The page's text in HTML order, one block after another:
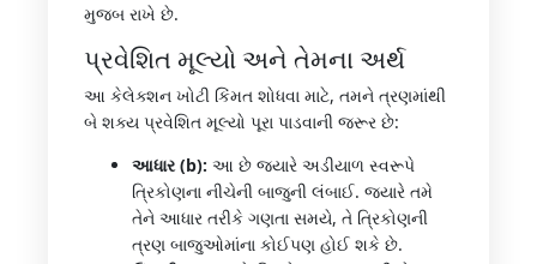
મુજબ રાખે છે.
પ્રવેશિત મૂલ્યો અને તેમના અર્થ
આ કેલેક્શન ખોટી કિંમત શોધવા માટે, તમને ત્રણમાંથી
બે શક્ય પ્રવેશિત મૂલ્યો પૂરા પાડવાની જરૂર છે:
આધાર (b): આ છે જ્યારે અડીયાળ સ્વરૂપે
ત્રિકોણના નીચેની બાજુની લંબાઈ. જ્યારે તમે
તેને આધાર તરીકે ગણતા સમયે, તે ત્રિકોણની
ત્રણ બાજુઓમાંના કોઈપણ હોઈ શકે છે.